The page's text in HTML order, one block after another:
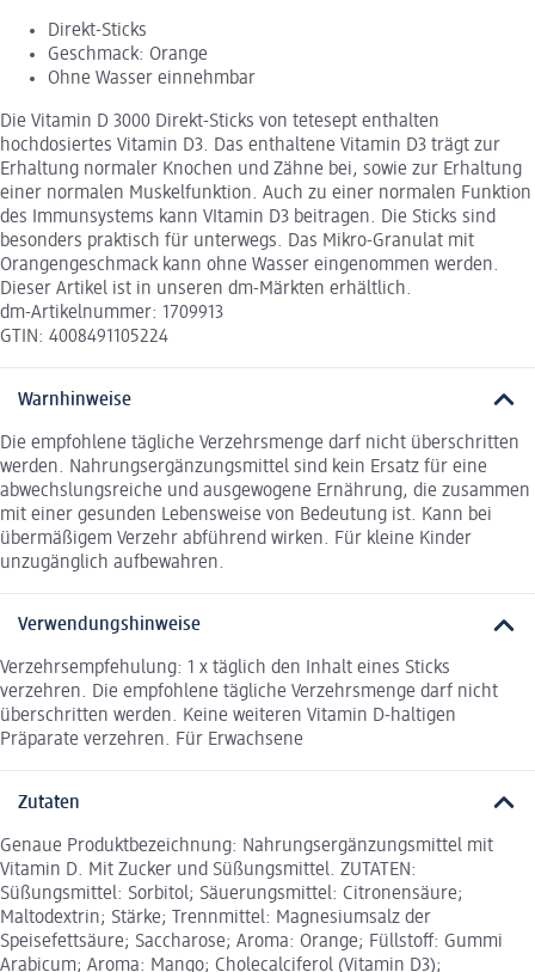
Direkt-Sticks
Geschmack: Orange
Ohne Wasser einnehmbar
Die Vitamin D 3000 Direkt-Sticks von tetesept enthalten
hochdosiertes Vitamin D3. Das enthaltene Vitamin D3 trägt zur
Erhaltung normaler Knochen und Zähne bei, sowie zur Erhaltung
einer normalen Muskelfunktion. Auch zu einer normalen Funktion
des Immunsystems kann VItamin D3 beitragen. Die Sticks sind
besonders praktisch für unterwegs. Das Mikro-Granulat mit
Orangengeschmack kann ohne Wasser eingenommen werden.
Dieser Artikel ist in unseren dm-Märkten erhältlich.
dm-Artikelnummer: 1709913
GTIN: 4008491105224
Warnhinweise
Die empfohlene tägliche Verzehrsmenge darf nicht überschritten
werden. Nahrungsergänzungsmittel sind kein Ersatz für eine
abwechslungsreiche und ausgewogene Ernährung, die zusammen
mit einer gesunden Lebensweise von Bedeutung ist. Kann bei
übermäßigem Verzehr abführend wirken. Für kleine Kinder
unzugänglich aufbewahren.
Verwendungshinweise
Verzehrsempfehulung: 1 x täglich den Inhalt eines Sticks
verzehren. Die empfohlene tägliche Verzehrsmenge darf nicht
überschritten werden. Keine weiteren Vitamin D-haltigen
Präparate verzehren. Für Erwachsene
Zutaten
Genaue Produktbezeichnung: Nahrungsergänzungsmittel mit
Vitamin D. Mit Zucker und Süßungsmittel. ZUTATEN:
Süßungsmittel: Sorbitol; Säuerungsmittel: Citronensäure;
Maltodextrin; Stärke; Trennmittel: Magnesiumsalz der
Speisefettsäure; Saccharose; Aroma: Orange; Füllstoff: Gummi
Arabicum; Aroma: Mango; Cholecalciferol (Vitamin D3);